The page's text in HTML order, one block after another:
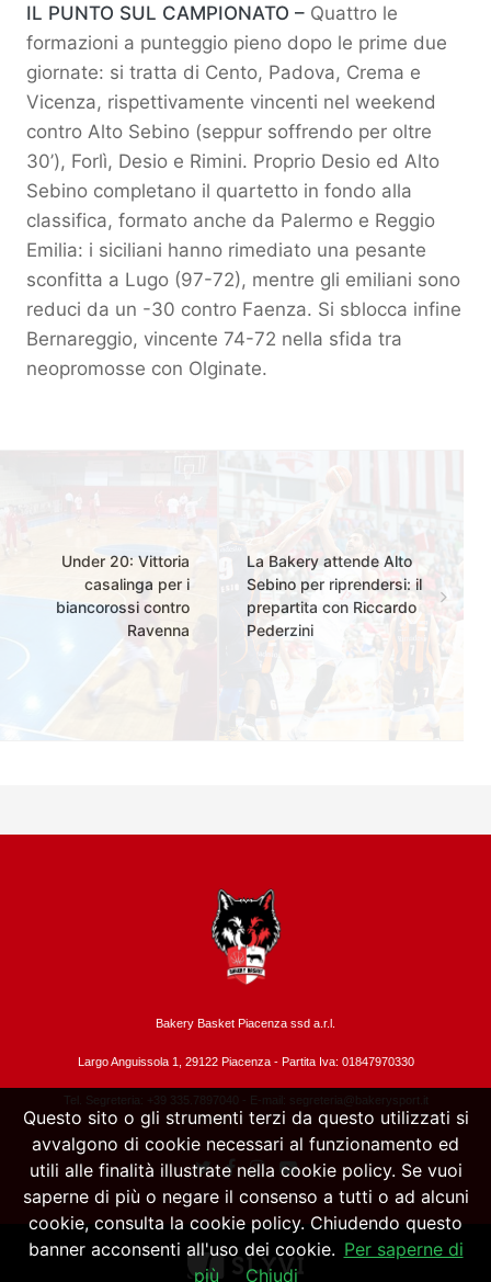
IL PUNTO SUL CAMPIONATO – Quattro le
formazioni a punteggio pieno dopo le prime due
giornate: si tratta di Cento, Padova, Crema e
Vicenza, rispettivamente vincenti nel weekend
contro Alto Sebino (seppur soffrendo per oltre
30’), Forlì, Desio e Rimini. Proprio Desio ed Alto
Sebino completano il quartetto in fondo alla
classifica, formato anche da Palermo e Reggio
Emilia: i siciliani hanno rimediato una pesante
sconfitta a Lugo (97-72), mentre gli emiliani sono
reduci da un -30 contro Faenza. Si sblocca infine
Bernareggio, vincente 74-72 nella sfida tra
neopromosse con Olginate.
Under 20: Vittoria
casalinga per i
biancorossi contro
Ravenna
La Bakery attende Alto
Sebino per riprendersi: il
prepartita con Riccardo
Pederzini
Bakery Basket Piacenza ssd a.r.l.
Largo Anguissola 1, 29122 Piacenza - Partita Iva: 01847970330
Tel. Segreteria: +39 335.7897040 - E-mail: segreteria@bakerysport.it
Questo sito o gli strumenti terzi da questo utilizzati si
avvalgono di cookie necessari al funzionamento ed
utili alle finalità illustrate nella cookie policy. Se vuoi
saperne di più o negare il consenso a tutti o ad alcuni
cookie, consulta la cookie policy. Chiudendo questo
banner acconsenti all'uso dei cookie. Per saperne di
più
Chiudi